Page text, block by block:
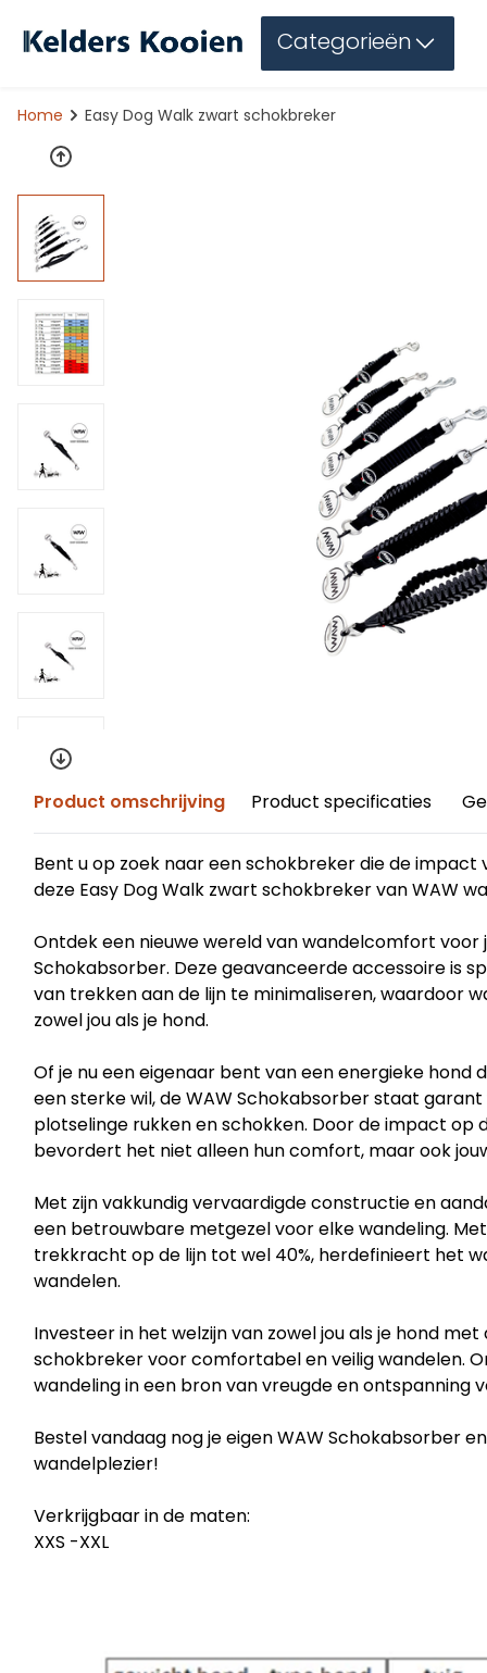
Categorieën
Home Easy Dog Walk zwart schokbreker
Product omschrijving Product specificaties
Bent u op zoek naar een schokbreker die de
deze Easy Dog Walk zwart schokbreker van WAW
Ontdek een nieuwe wereld van wandelcomfort voor
Schokabsorber. Deze geavanceerde accessoire is
van trekken aan de lijn te minimaliseren, waardoor
zowel jou als je hond.
Of je nu een eigenaar bent van een energieke
een sterke wil, de WAW Schokabsorber staat
plotselinge rukken en schokken. Door de impact
bevordert het niet alleen hun comfort, maar ook
Met zijn vakkundig vervaardigde constructie en
een betrouwbare metgezel voor elke wandeling.
trekkracht op de lijn tot wel 40%, herdefinieert het
wandelen.
Investeer in het welzijn van zowel jou als je hond
schokbreker voor comfortabel en veilig wandelen.
wandeling in een bron van vreugde en ontspanning
Bestel vandaag nog je eigen WAW Schokabsorber
wandelplezier!
Verkrijgbaar in de maten:
XXS -XXL